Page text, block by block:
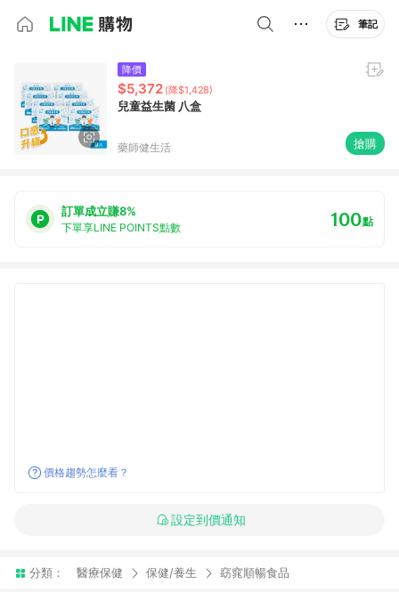
筆記
降價
$5,372 (降$1,428)
兒童益生菌 八盒
藥師健生活 搶購
訂單成立賺8%
下單享LINE POINTS點數 100點
價格趨勢怎麼看？
設定到價通知
分類： 醫療保健 保健/養生 窈窕順暢食品